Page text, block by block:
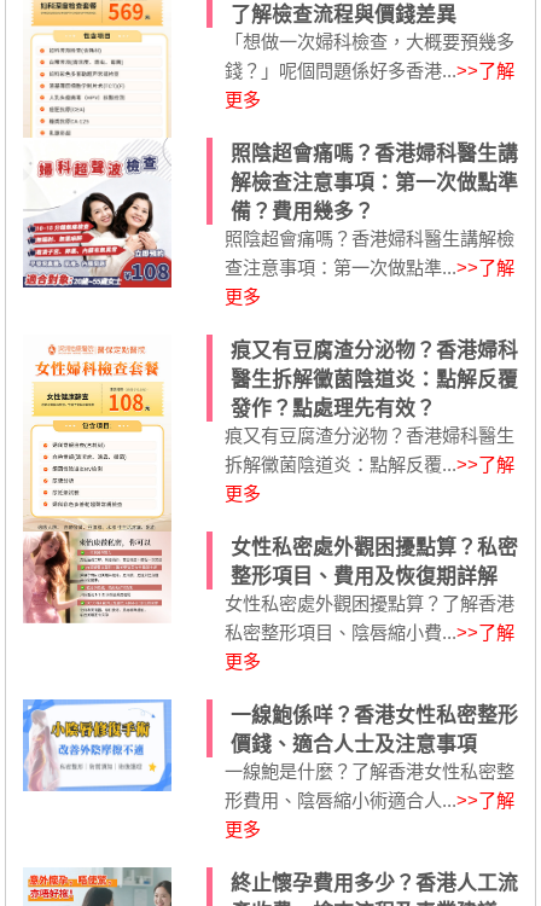
了解檢查流程與價錢差異
「想做一次婦科檢查，大概要預幾多
錢？」呢個問題係好多香港...>>了解
更多
照陰超會痛嗎？香港婦科醫生講
解檢查注意事項：第一次做點準
備？費用幾多？
照陰超會痛嗎？香港婦科醫生講解檢
查注意事項：第一次做點準...>>了解
更多
痕又有豆腐渣分泌物？香港婦科
醫生拆解黴菌陰道炎：點解反覆
發作？點處理先有效？
痕又有豆腐渣分泌物？香港婦科醫生
拆解黴菌陰道炎：點解反覆...>>了解
更多
女性私密處外觀困擾點算？私密
整形項目、費用及恢復期詳解
女性私密處外觀困擾點算？了解香港
私密整形項目、陰唇縮小費...>>了解
更多
一線鮑係咩？香港女性私密整形
價錢、適合人士及注意事項
一線鮑是什麼？了解香港女性私密整
形費用、陰唇縮小術適合人...>>了解
更多
終止懷孕費用多少？香港人工流